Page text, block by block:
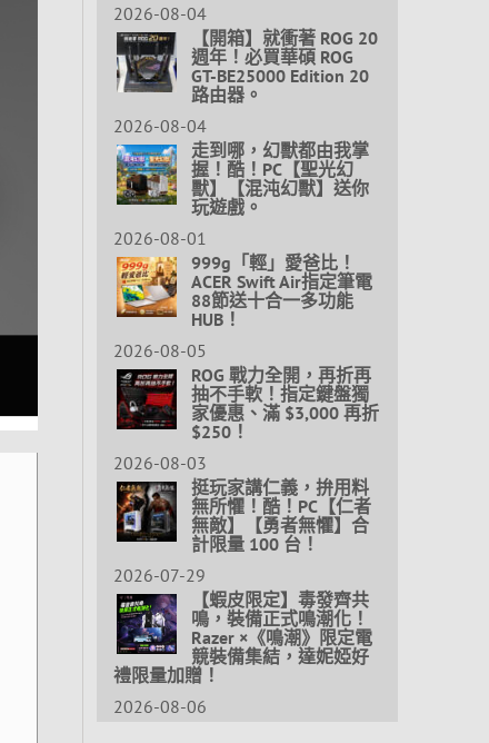
2026-08-04
【開箱】就衝著 ROG 20
週年！必買華碩 ROG
GT-BE25000 Edition 20
路由器。
2026-08-04
走到哪，幻獸都由我掌
握！酷！PC【聖光幻
獸】【混沌幻獸】送你
玩遊戲。
2026-08-01
999g「輕」愛爸比！
ACER Swift Air指定筆電
88節送十合一多功能
HUB！
2026-08-05
ROG 戰力全開，再折再
抽不手軟！指定鍵盤獨
家優惠、滿 $3,000 再折
$250！
2026-08-03
挺玩家講仁義，拚用料
無所懼！酷！PC【仁者
無敵】【勇者無懼】合
計限量 100 台！
2026-07-29
【蝦皮限定】毒發齊共
鳴，裝備正式鳴潮化！
Razer ×《鳴潮》限定電
競裝備集結，達妮婭好
禮限量加贈！
2026-08-06